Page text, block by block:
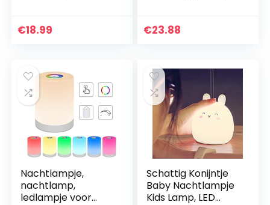
Timingfunctie 1200
€18.99
Afstandsbediening
€23.88
Nachtlampje,
nachtlamp,
ledlampje voor
Schattig Konijntje
Baby Nachtlampje
Kids Lamp, LED